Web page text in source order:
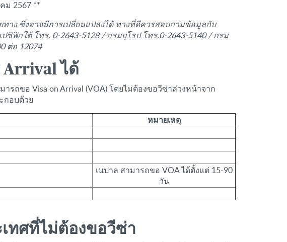
ม 2567 **
าง ซึ่งอาจมีการเปลี่ยนแปลงได้ ทางที่ดีควรสอบถามข้อมูลกับ
ฟิกใต้ โทร. 0-2643-5128 / กรมยุโรป โทร.0-2643-5140 / กรม
ต่อ 12074
Arrival ได้
ถขอ Visa on Arrival (VOA) โดยไม่ต้องขอวีซ่าล่วงหน้าจาก
กอบด้วย
หมายเหตุ
เนปาล สามารถขอ VOA ได้ตั้งแต่ 15-90
วัน
ทศที่ไม่ต้องขอวีซ่า